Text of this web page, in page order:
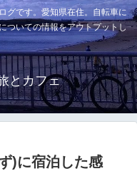
グです。愛知県在住。自転車に
ついての情報をアウトプットし
とカフェ
)に宿泊した感